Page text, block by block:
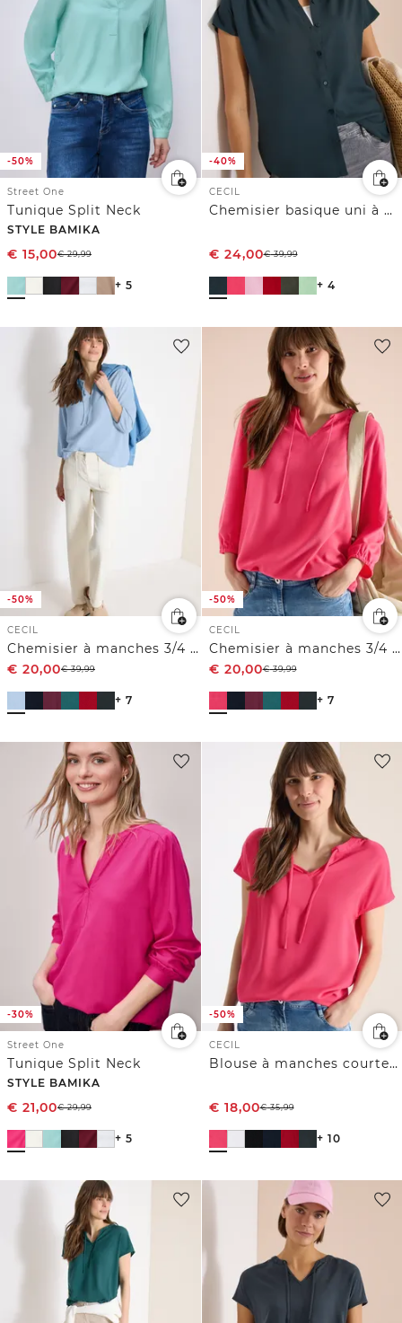
-50%
Street One
Tunique Split Neck
STYLE BAMIKA
€ 15,00€29,99
+ 5
-40%
CECIL
Chemisier basique uni à manches courtes
€ 24,00€39,99
+ 4
-50%
CECIL
Chemisier à manches 3/4 avec col fendu
€ 20,00€39,99
+ 7
-50%
CECIL
Chemisier à manches 3/4 avec col fendu
€ 20,00€39,99
+ 7
-30%
Street One
Tunique Split Neck
STYLE BAMIKA
€ 21,00€29,99
+ 5
-50%
CECIL
Blouse à manches courtes avec mélange de structures
€ 18,00€35,99
+ 10